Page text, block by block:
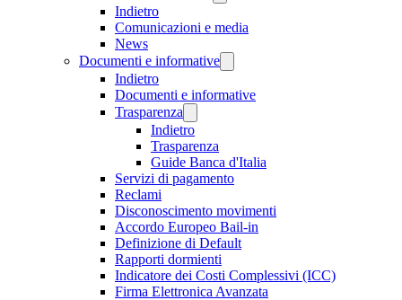
Indietro
Comunicazioni e media
News
Documenti e informative
Indietro
Documenti e informative
Trasparenza
Indietro
Trasparenza
Guide Banca d'Italia
Servizi di pagamento
Reclami
Disconoscimento movimenti
Accordo Europeo Bail-in
Definizione di Default
Rapporti dormienti
Indicatore dei Costi Complessivi (ICC)
Firma Elettronica Avanzata